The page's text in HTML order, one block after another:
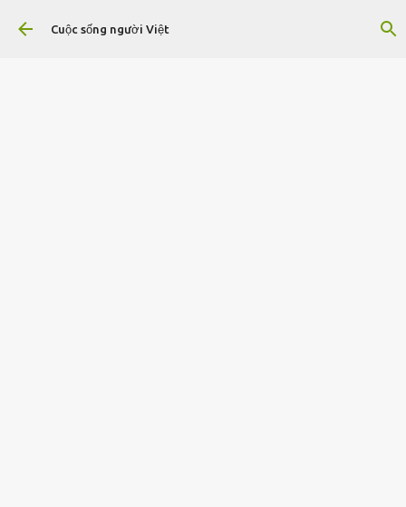
Chuyển đến nội dung chính
Cuộc sống người Việt